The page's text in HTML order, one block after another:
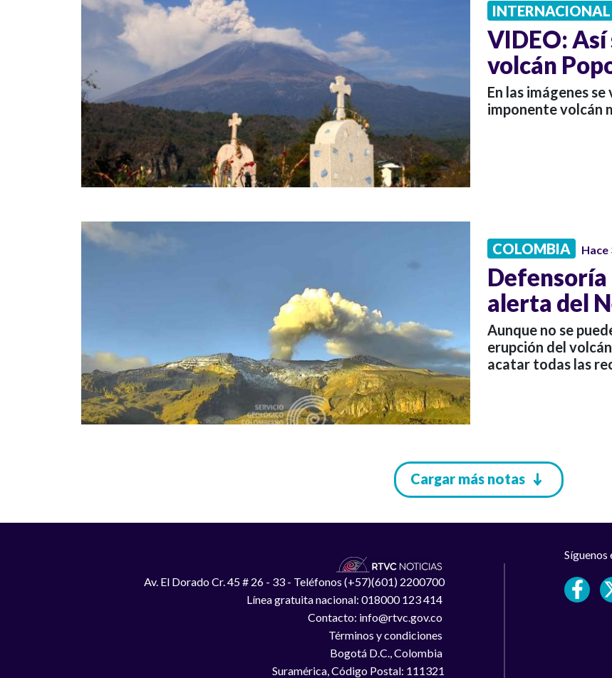
INTERNACIONAL
VIDEO: Así
volcán
En las imágenes
imponente volcán
COLOMBIA Hace
alerta del
Aunque no se
erupción del
acatar todas las
Cargar más notas
Av. El Dorado Cr. 45 # 26 - 33 - Teléfonos (+57)(601) 2200700
Línea gratuita nacional: 018000 123 414
Contacto: info@rtvc.gov.co
Términos y condiciones
Bogotá D.C., Colombia
Suramérica, Código Postal: 111321
Síguenos